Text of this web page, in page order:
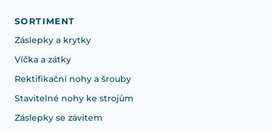
SORTIMENT
Záslepky a krytky
Víčka a zátky
Rektifikační nohy a šrouby
Stavitelné nohy ke strojům
Záslepky se závitem